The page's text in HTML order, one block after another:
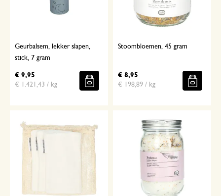
Geurbalsem, lekker slapen,
stick, 7 gram
€ 9,95
€ 1.421,43 / kg
Stoombloemen, 45 gram
€ 8,95
€ 198,89 / kg